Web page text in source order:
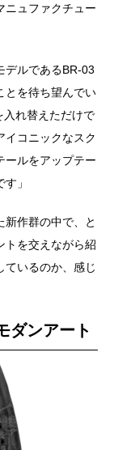
ニュファクチュー
デルであるBR-03
とを待ち望んでい
入れ替えただけで
イコニックなスク
ールをアップテー
」
新作群の中で、と
トを交えながら紹
ているのか、感じ
ダンアート